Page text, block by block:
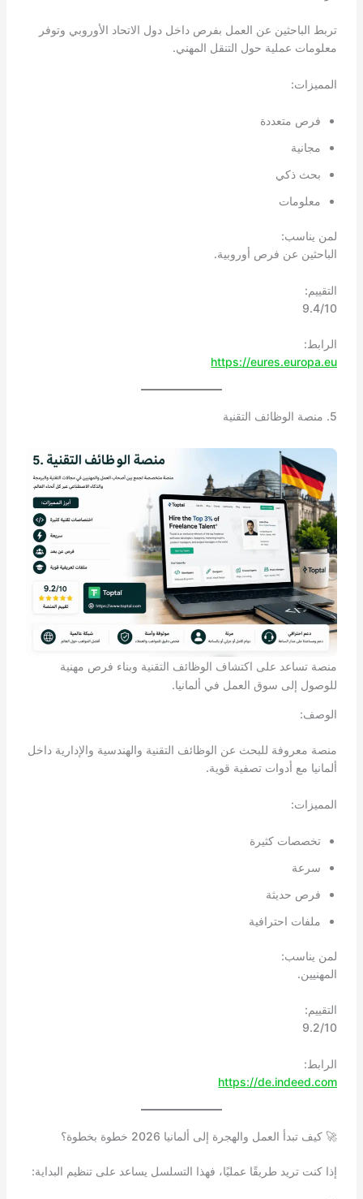
تربط الباحثين عن العمل بفرص داخل دول الاتحاد الأوروبي وتوفر
معلومات عملية حول التنقل المهني.
المميزات:
فرص متعددة
مجانية
بحث ذكي
معلومات
لمن يناسب:
الباحثين عن فرص أوروبية.
التقييم:
9.4/10
الرابط:
https://eures.europa.eu
5. منصة الوظائف التقنية
منصة تساعد على اكتشاف الوظائف التقنية وبناء فرص مهنية
للوصول إلى سوق العمل في ألمانيا.
الوصف:
منصة معروفة للبحث عن الوظائف التقنية والهندسية والإدارية داخل
ألمانيا مع أدوات تصفية قوية.
المميزات:
تخصصات كثيرة
سرعة
فرص حديثة
ملفات احترافية
لمن يناسب:
المهنيين.
التقييم:
9.2/10
الرابط:
https://de.indeed.com
🚀 كيف تبدأ العمل والهجرة إلى ألمانيا 2026 خطوة بخطوة؟
إذا كنت تريد طريقًا عمليًا، فهذا التسلسل يساعد على تنظيم البداية: